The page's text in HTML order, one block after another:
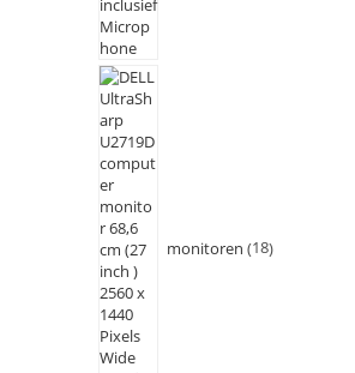
monitoren 18